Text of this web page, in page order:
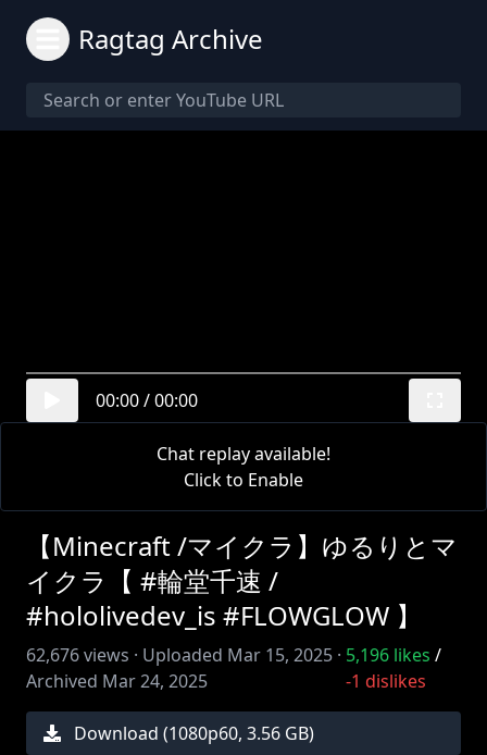
Ragtag Archive
00:00/00:00
Chat replay available!
Click to Enable
【Minecraft /マイクラ】ゆるりとマ
イクラ【 #輪堂千速 /
#hololivedev_is #FLOWGLOW 】
62,676views · Uploaded Mar 15, 2025 ·
Archived Mar 24, 2025
5,196 likes /
-1 dislikes
Download (1080p60, 3.56 GB)